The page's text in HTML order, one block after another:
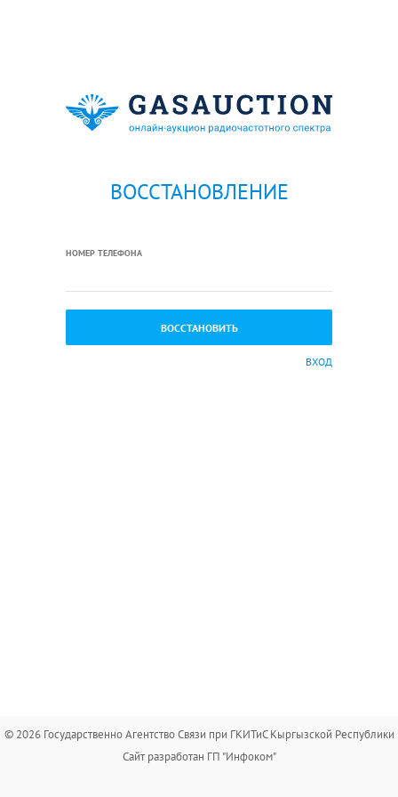
ВОССТАНОВЛЕНИЕ
НОМЕР ТЕЛЕФОНА
ВХОД
© 2026 Государственно Агентство Связи при ГКИТиС Кыргызской Республики
Сайт разработан ГП "Инфоком"